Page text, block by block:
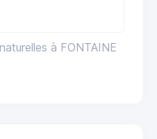
à FONTAINE